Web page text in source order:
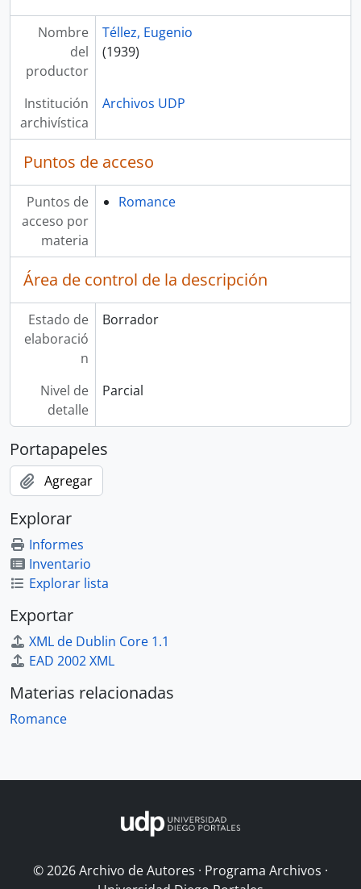
Nombre
del
productor
Téllez, Eugenio
(1939)
Institución
archivística
Archivos UDP
Puntos de acceso
Puntos de
acceso por
materia
Romance
Área de control de la descripción
Estado de
elaboració
n
Borrador
Nivel de
detalle
Parcial
Portapapeles
Agregar
Explorar
Informes
Inventario
Explorar lista
Exportar
XML de Dublin Core 1.1
EAD 2002 XML
Materias relacionadas
Romance
© 2026 Archivo de Autores · Programa Archivos ·